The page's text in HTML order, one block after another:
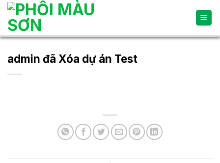
Skip
content
admin đã Xóa dự án Test